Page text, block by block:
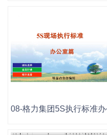
08-格力集团5S执行标准